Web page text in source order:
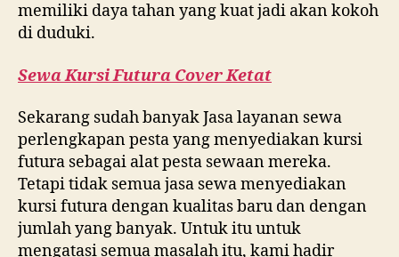
memiliki daya tahan yang kuat jadi akan kokoh
di duduki.
Sewa Kursi Futura Cover Ketat
Sekarang sudah banyak Jasa layanan sewa
perlengkapan pesta yang menyediakan kursi
futura sebagai alat pesta sewaan mereka.
Tetapi tidak semua jasa sewa menyediakan
kursi futura dengan kualitas baru dan dengan
jumlah yang banyak. Untuk itu untuk
mengatasi semua masalah itu, kami hadir